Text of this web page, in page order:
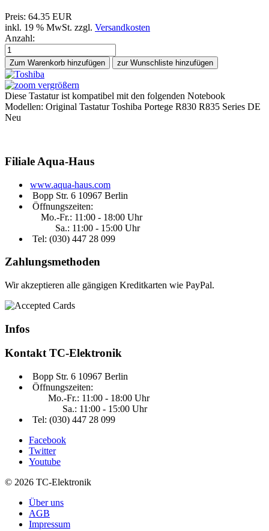
Preis: 64.35 EUR
inkl. 19 % MwSt. zzgl. Versandkosten
Anzahl:
Zum Warenkorb hinzufügen
vergrößern
Diese Tastatur ist kompatibel mit den folgenden Notebook
Modellen: Original Tastatur Toshiba Portege R830 R835 Series DE
Neu
Filiale Aqua-Haus
www.aqua-haus.com
Bopp Str. 6 10967 Berlin
Öffnungszeiten:
Mo.-Fr.: 11:00 - 18:00 Uhr
Sa.: 11:00 - 15:00 Uhr
Tel: (030) 447 28 099
Zahlungsmethoden
Wir akzeptieren alle gängigen Kreditkarten wie PayPal.
Infos
KontaktTC-Elektronik
Bopp Str. 6 10967 Berlin
Öffnungszeiten:
Mo.-Fr.: 11:00 - 18:00 Uhr
Sa.: 11:00 - 15:00 Uhr
Tel: (030) 447 28 099
Facebook
Twitter
Youtube
© 2026 TC-Elektronik
Über uns
AGB
Impressum